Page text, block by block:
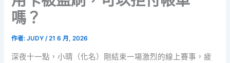
嗎？
作者:JUDY/21 6 月, 2026
深夜十一點，小晴（化名）剛結束一場激烈的線上賽事，疲